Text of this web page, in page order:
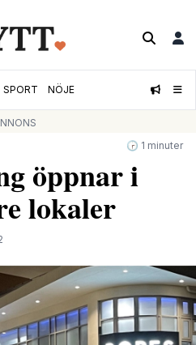
SPORT NÖJE
🕝 1 minuter
öppnar i
lokaler